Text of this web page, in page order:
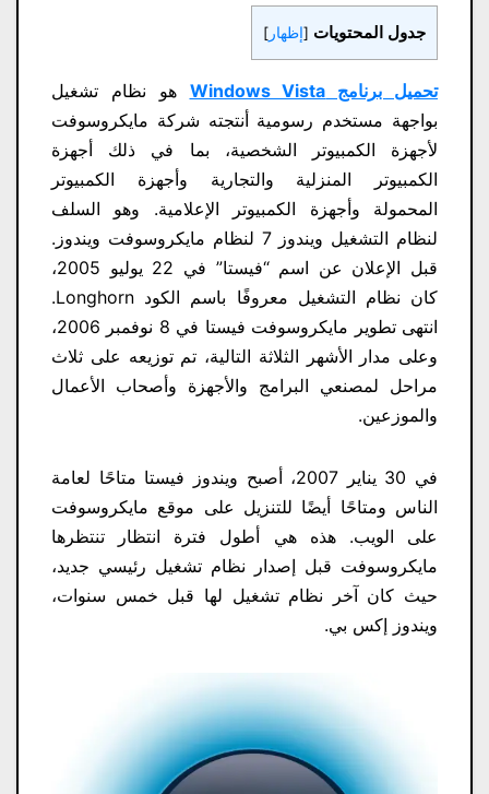
جدول المحتويات [إظهار ]
تحميل برنامج Windows Vista
هو نظام تشغيل
بواجهة مستخدم رسومية أنتجته شركة مايكروسوفت
لأجهزة الكمبيوتر الشخصية، بما في ذلك أجهزة
الكمبيوتر المنزلية والتجارية وأجهزة الكمبيوتر
المحمولة وأجهزة الكمبيوتر الإعلامية. وهو السلف
لنظام التشغيل ويندوز 7 لنظام مايكروسوفت ويندوز.
قبل الإعلان عن اسم “فيستا” في 22 يوليو 2005،
كان نظام التشغيل معروفًا باسم الكود Longhorn.
انتهى تطوير مايكروسوفت فيستا في 8 نوفمبر 2006،
وعلى مدار الأشهر الثلاثة التالية، تم توزيعه على ثلاث
مراحل لمصنعي البرامج والأجهزة وأصحاب الأعمال
والموزعين.
في 30 يناير 2007، أصبح ويندوز فيستا متاحًا لعامة
الناس ومتاحًا أيضًا للتنزيل على موقع مايكروسوفت
على الويب. هذه هي أطول فترة انتظار تنتظرها
مايكروسوفت قبل إصدار نظام تشغيل رئيسي جديد،
حيث كان آخر نظام تشغيل لها قبل خمس سنوات،
ويندوز إكس بي.